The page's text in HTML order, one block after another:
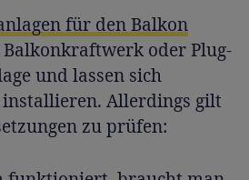
für den Balkon
oder Plug-
und lassen sich
Allerdings gilt
zu prüfen: